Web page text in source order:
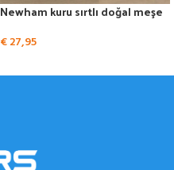
Newham kuru sırtlı doğal meşe
€27,95